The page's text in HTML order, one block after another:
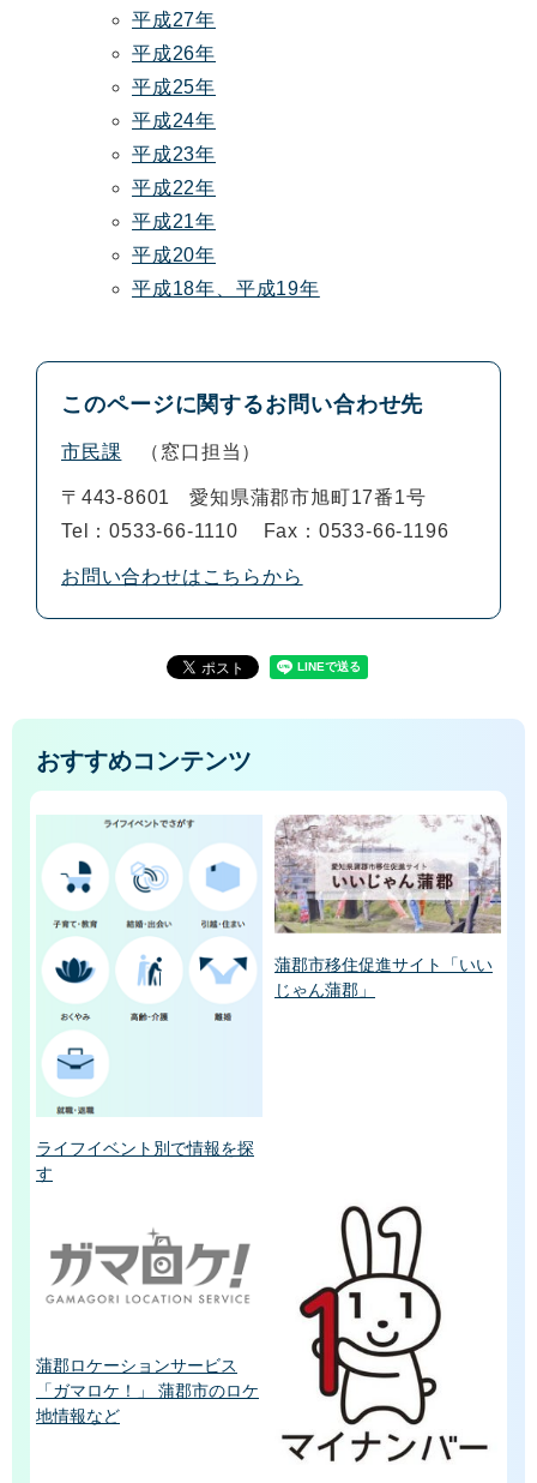
平成27年
平成26年
平成25年
平成24年
平成23年
平成22年
平成21年
平成20年
平成18年、平成19年
このページに関するお問い合わせ先
市民課 窓口担当
〒443-8601
愛知県蒲郡市旭町17番1号
Tel：0533-66-1110
Fax：0533-66-1196
お問い合わせはこちらから
おすすめコンテンツ
ライフイベント別で情報を探
す
蒲郡市移住促進サイト「いい
じゃん蒲郡」
蒲郡ロケーションサービス
「ガマロケ！」 蒲郡市のロケ
地情報など